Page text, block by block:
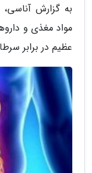
به گزارش
مواد مغذی و
عظیم در برابر